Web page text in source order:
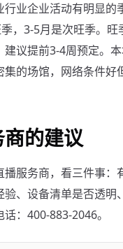
行业企业活动有明显
，3-5月是次旺季。旺
建议提前3-4周预定。
集的场馆，网络条件好
的建议
播服务商，看三件事：
验、设备清单是否透明
：400-883-2046。